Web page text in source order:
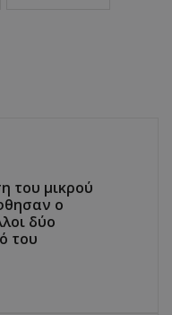
του μικρού
ο
δύο
του